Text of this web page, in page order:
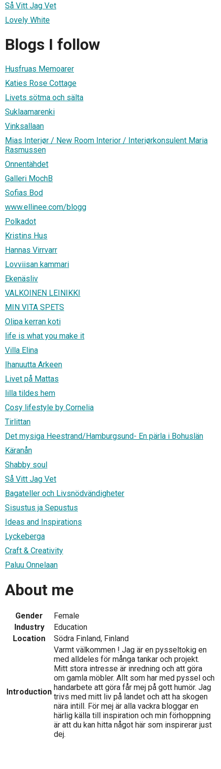
Så Vitt Jag Vet
Lovely White
Blogs I follow
Husfruas Memoarer
Katies Rose Cottage
Livets sötma och sälta
Suklaamarenki
Vinksallaan
Mias Interiør / New Room Interior / Interiørkonsulent Maria
Rasmussen
Onnentähdet
Galleri MochB
Sofias Bod
www.ellinee.com/blogg
Polkadot
Kristins Hus
Hannas Virrvarr
Lovviisan kammari
Ekenäsliv
VALKOINEN LEINIKKI
MIN VITA SPETS
Olipa kerran koti
life is what you make it
Villa Elina
Ihanuutta Arkeen
Livet på Mattas
lilla tildes hem
Cosy lifestyle by Cornelia
Tirlittan
Det mysiga Heestrand/Hamburgsund- En pärla i Bohuslän
Käranån
Shabby soul
Så Vitt Jag Vet
Bagateller och Livsnödvändigheter
Sisustus ja Sepustus
Ideas and Inspirations
Lyckeberga
Craft & Creativity
Paluu Onnelaan
About me
Gender
Female
Industry
Education
Location
Södra Finland, Finland
Introduction
Varmt välkommen ! Jag är en pysseltokig en
med alldeles för många tankar och projekt.
Mitt stora intresse är inredning och att göra
om gamla möbler. Allt som har med pyssel och
handarbete att göra får mej på gott humör. Jag
trivs med mitt liv på landet och att ha skogen
nära intill. För mej är alla vackra bloggar en
härlig källa till inspiration och min förhoppning
är att du kan hitta något här som inspirerar just
dej.